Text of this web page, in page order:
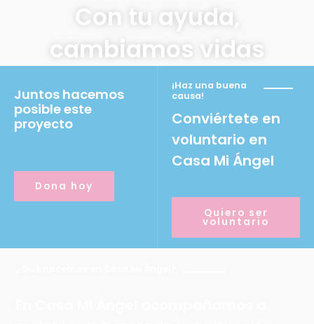
Con tu ayuda,
cambiamos vidas
¡Haz una buena
causa!
Conviértete en
voluntario en
Casa Mi Ángel
Quiero ser
voluntario
Juntos hacemos
posible este
proyecto
Dona hoy